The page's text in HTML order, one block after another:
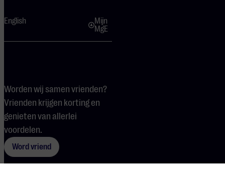
English
Mijn
MgE
Worden wij samen vrienden?
Vrienden krijgen korting en
genieten van allerlei
voordelen.
Word vriend